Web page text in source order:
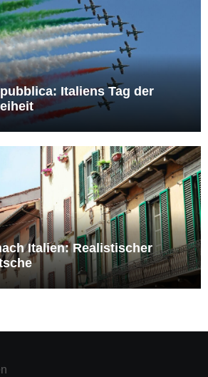
Italiens Tag der
Italien: Realistischer